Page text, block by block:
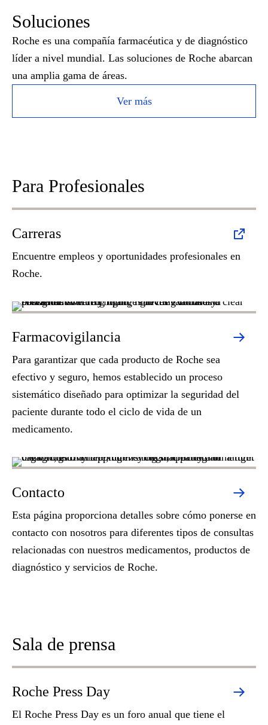
Soluciones
Roche es una compañía farmacéutica y de diagnóstico
líder a nivel mundial. Las soluciones de Roche abarcan
una amplia gama de áreas.
Ver más
Para Profesionales
Carreras
Encuentre empleos y oportunidades profesionales en
Roche.
Farmacovigilancia
Para garantizar que cada producto de Roche sea
efectivo y seguro, hemos establecido un proceso
sistemático diseñado para optimizar la seguridad del
paciente durante todo el ciclo de vida de un
medicamento.
Contacto
Esta página proporciona detalles sobre cómo ponerse en
contacto con nosotros para diferentes tipos de consultas
relacionadas con nuestros medicamentos, productos de
diagnóstico y servicios de Roche.
Sala de prensa
Roche Press Day
El Roche Press Day es un foro anual que tiene el